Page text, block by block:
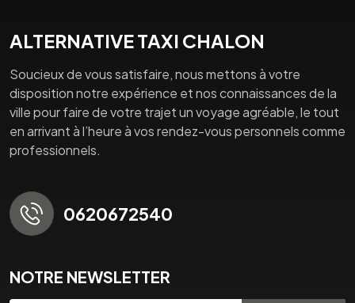
ALTERNATIVE TAXI CHALON
Soucieux de vous satisfaire, nous mettons à votre
disposition notre expérience et nos connaissances de la
ville pour faire de votre trajet un voyage agréable, le tout
en arrivant à l’heure à vos rendez-vous personnels comme
professionnels.
0620672540
NOTRE NEWSLETTER